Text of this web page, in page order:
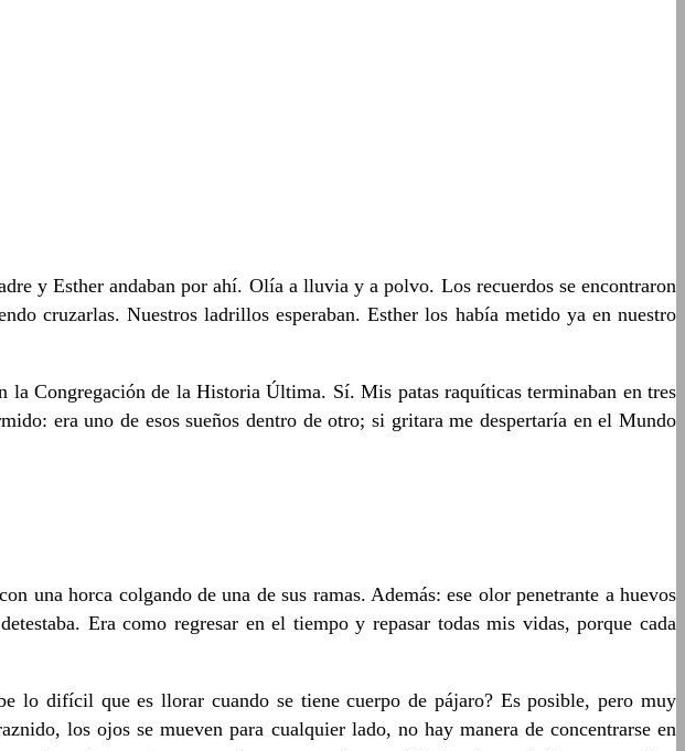
y Esther andaban por ahí. Olía a lluvia y a polvo. Los recuerdos se encontraron
cruzarlas. Nuestros ladrillos esperaban. Esther los había metido ya en nuestro
la Congregación de la Historia Última. Sí. Mis patas raquíticas terminaban en tres
era uno de esos sueños dentro de otro; si gritara me despertaría en el Mundo
una horca colgando de una de sus ramas. Además: ese olor penetrante a huevos
Era como regresar en el tiempo y repasar todas mis vidas, porque cada
lo difícil que es llorar cuando se tiene cuerpo de pájaro? Es posible, pero muy
los ojos se mueven para cualquier lado, no hay manera de concentrarse en